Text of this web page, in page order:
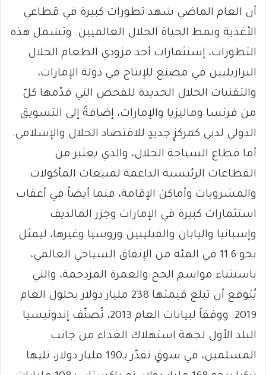
أن العام الماضي شهد تطورات كبيرة في قطاعي
الأغذية ونمط الحياة الحلال العالميين. وتشمل هذه
التطورات، إستثمارات أحد مزودي الطعام الحلال
البرازيليين في مصنع للإنتاج في دولة الإمارات،
والتقنيات الحلال الجديدة للفحص التي قدّمها كلّ
من فرنسا وماليزيا والإمارات، إضافةً إلى التسويق
الدولي لدبي كمركزٍ جديدٍ للاقتصاد الحلال والإسلامي.
أما قطاع السياحة الحلال، والذي يعتبر من
القطاعات الرئيسية الداعمة لمبيعات المأكولات
والمشروبات وأماكن الإقامة، فنما أيضاً في أعقاب
استثمارات كبيرة في الإمارات وجزر المالديف
وإسبانيا واليابان والفيليبين وروسيا وغيرها، ليمثل
نحو 11.6 في المئة من الإنفاق السياحي العالمي،
باستثناء مواسم الحج والعمرة المزدحمة، والتي
يُتوقع أن تبلغ قيمتها 238 مليار دولار بحلول العام
2019. ووفقاً لبيانات العام 2013، تُصنّف إندونيسيا
البلد الأول لجهة استهلاك الغذاء من جانب
المسلمين، في سوقٍ تقدّر بـ190 مليار دولار، تليها